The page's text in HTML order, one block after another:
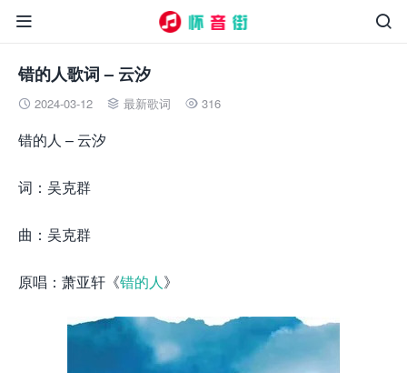


错的人歌词 – 云汐
 2024-03-12  最新歌词  316
错的人 – 云汐
词：吴克群
曲：吴克群
原唱：萧亚轩《错的人》